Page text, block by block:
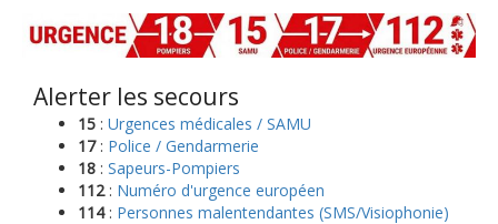
Alerter les secours
15 : Urgences médicales / SAMU
17: Police / Gendarmerie
18 : Sapeurs-Pompiers
112: Numéro d'urgence européen
114: Personnes malentendantes (SMS/Visiophonie)